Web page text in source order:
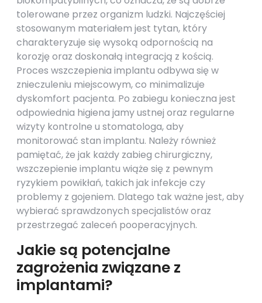
tolerowane przez organizm ludzki. Najczęściej
stosowanym materiałem jest tytan, który
charakteryzuje się wysoką odpornością na
korozję oraz doskonałą integracją z kością.
Proces wszczepienia implantu odbywa się w
znieczuleniu miejscowym, co minimalizuje
dyskomfort pacjenta. Po zabiegu konieczna jest
odpowiednia higiena jamy ustnej oraz regularne
wizyty kontrolne u stomatologa, aby
monitorować stan implantu. Należy również
pamiętać, że jak każdy zabieg chirurgiczny,
wszczepienie implantu wiąże się z pewnym
ryzykiem powikłań, takich jak infekcje czy
problemy z gojeniem. Dlatego tak ważne jest, aby
wybierać sprawdzonych specjalistów oraz
przestrzegać zaleceń pooperacyjnych.
Jakie są potencjalne
zagrożenia związane z
implantami?